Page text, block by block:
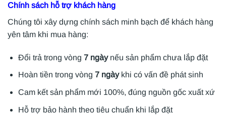
Chính sách hỗ trợ khách hàng
Chúng tôi xây dựng chính sách minh bạch để khách hàng
yên tâm khi mua hàng:
Đổi trả trong vòng 7 ngàynếu sản phẩm chưa lắp đặt
Hoàn tiền trong vòng 7 ngàykhi có vấn đề phát sinh
Cam kết sản phẩm mới 100%, đúng nguồn gốc xuất xứ
Hỗ trợ bảo hành theo tiêu chuẩn khi lắp đặt